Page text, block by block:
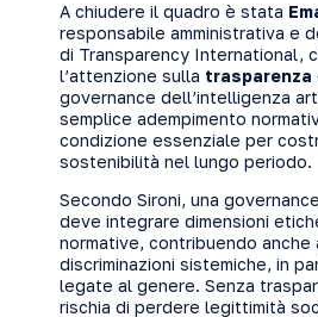
A chiudere il quadro è stata
responsabile amministrativa e
di Transparency International,
l’attenzione sulla trasparenza
governance dell’intelligenza
semplice adempimento
condizione essenziale per
sostenibilità nel lungo periodo.
Secondo Sironi, una
deve integrare dimensioni
normative, contribuendo anche
discriminazioni sistemiche, in
legate al genere. Senza
rischia di perdere legittimità